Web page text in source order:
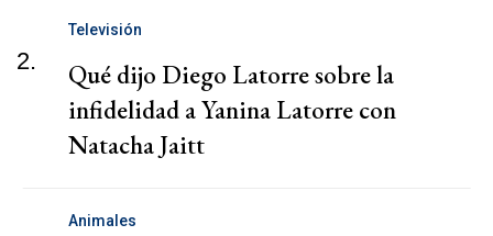
2.
Televisión
Qué dijo Diego Latorre sobre la
infidelidad a Yanina Latorre con
Natacha Jaitt
Animales